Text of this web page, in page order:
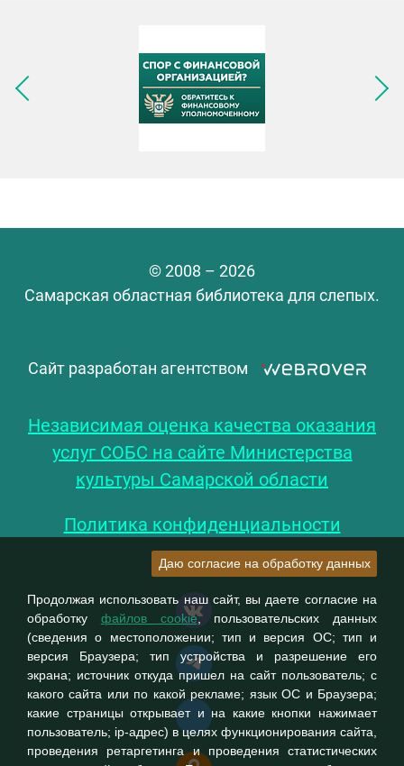
Следующее изображение
© 2008 – 2026
Самарская областная библиотека для слепых.
Сайт разработан агентством
Независимая оценка качества оказания
услуг СОБС на сайте Министерства
культуры Самарской области
Политика конфиденциальности
Даю согласие на обработку данных
Продолжая использовать наш сайт, вы даете согласие на
обработку файлов cookie, пользовательских данных
(сведения о местоположении; тип и версия ОС; тип и
версия Браузера; тип устройства и разрешение его
экрана; источник откуда пришел на сайт пользователь; с
какого сайта или по какой рекламе; язык ОС и Браузера;
какие страницы открывает и на какие кнопки нажимает
пользователь; ip-адрес) в целях функционирования сайта,
проведения ретаргетинга и проведения статистических